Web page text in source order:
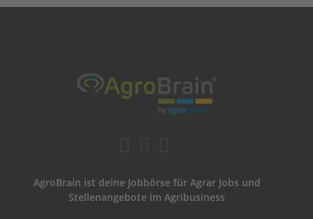
AgroBrain ist deine Jobbörse für Agrar Jobs und
Stellenangebote im Agribusiness